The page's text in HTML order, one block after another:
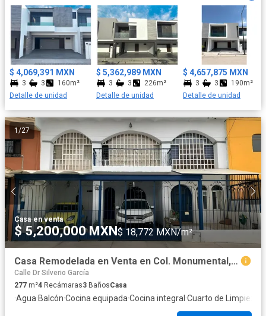
$ 4,069,391 MXN
3 3
160m²
Detalle de unidad
$ 5,362,989 MXN
3 3
226m²
Detalle de unidad
$ 4,657,875 MXN
3 3
190m²
Detalle de unidad
1 /27
Casa·en venta
$ 5,200,000 MXN$ 18,772 MXN/m²
Casa Remodelada en Venta en Col. Monumental, Guadalajara – Excelente Ubicación
Calle Dr Silverio García
277 m²4 Recámaras3 BañosCasa
·Agua·Balcón·Cocina equipada·Cocina integral ·Cuarto de Limpieza